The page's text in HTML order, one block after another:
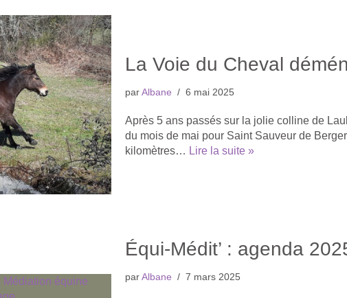
La Voie du Cheval
parAlbane 6 mai 2025
Après 5 ans passés sur la jolie colline de
du mois de mai pour Saint Sauveur de
kilomètres… Lire la suite »
Équi-Médit’ : agenda
parAlbane 7 mars 2025